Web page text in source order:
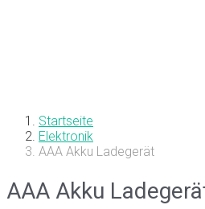
Startseite
Elektronik
AAA Akku Ladegerät
AAA Akku